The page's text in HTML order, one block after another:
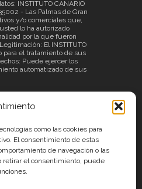
como las cookies para
El consentimiento de estas
de navegación o las
retirar el consentimiento, puede
INSTITUTO CANARIO
- Las Palmas de Gran
y/o comerciales que,
lo ha autorizado
por la que fueron
El INSTITUTO
para el tratamiento de sus
Puede ejercer los
automatizado de sus